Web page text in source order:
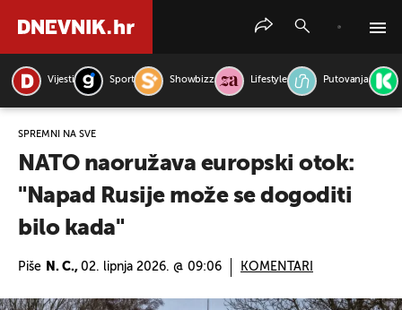
Vijesti Sport Showbizz Lifestyle Putovanja
SPREMNI NA SVE
NATO naoružava europski otok:
"Napad Rusije može se dogoditi
bilo kada"
Piše N. C., 02. lipnja 2026. @ 09:06 KOMENTARI
PRETRAŽITE VIJESTI